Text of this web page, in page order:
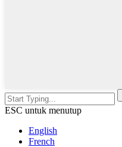
ESC untuk menutup
English
French